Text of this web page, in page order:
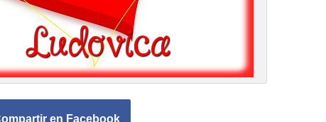
en Facebook